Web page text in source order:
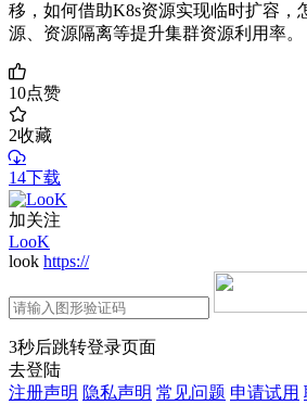
移，如何借助K8s资源实现临时扩容，
源、资源隔离等提升集群资源利用率。
10点赞
2收藏
14下载
加关注
LooK
look https://
3秒后跳转登录页面
去登陆
注册声明 隐私声明 常见问题 申请试用